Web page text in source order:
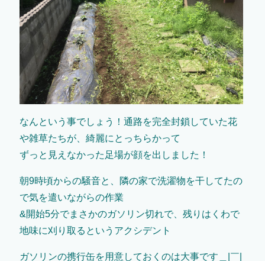
なんという事でしょう！通路を完全封鎖していた花
や雑草たちが、綺麗にとっちらかって
ずっと見えなかった足場が顔を出しました！
朝9時頃からの騒音と、隣の家で洗濯物を干してたの
で気を遣いながらの作業
&開始5分でまさかのガソリン切れで、残りはくわで
地味に刈り取るというアクシデント
ガソリンの携行缶を用意しておくのは大事です＿|￣|